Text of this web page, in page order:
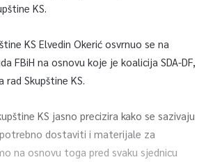
KS.
KS Elvedin Okerić osvrnuo se na
FBiH na osnovu koje je koalicija SDA-DF,
Skupštine KS.
KS jasno precizira kako se sazivaju
dostaviti i materijale za
na osnovu toga pred svaku sjednicu